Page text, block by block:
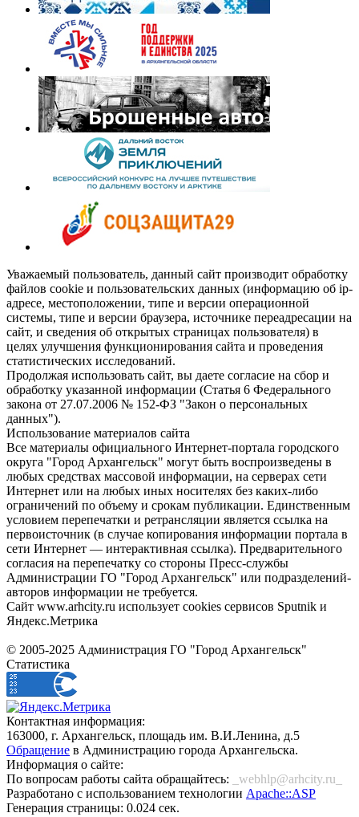
Уважаемый пользователь, данный сайт производит обработку
файлов cookie и пользовательских данных (информацию об ip-
адресе, местоположении, типе и версии операционной
системы, типе и версии браузера, источнике переадресации на
сайт, и сведения об открытых страницах пользователя) в
целях улучшения функционирования сайта и проведения
статистических исследований.
Продолжая использовать сайт, вы даете согласие на сбор и
обработку указанной информации (Статья 6 Федерального
закона от 27.07.2006 № 152-ФЗ "Закон о персональных
данных").
Использование материалов сайта
Все материалы официального Интернет-портала городского
округа "Город Архангельск" могут быть воспроизведены в
любых средствах массовой информации, на серверах сети
Интернет или на любых иных носителях без каких-либо
ограничений по объему и срокам публикации. Единственным
условием перепечатки и ретрансляции является ссылка на
первоисточник (в случае копирования информации портала в
сети Интернет — интерактивная ссылка). Предварительного
согласия на перепечатку со стороны Пресс-службы
Администрации ГО "Город Архангельск" или подразделений-
авторов информации не требуется.
Сайт www.arhcity.ru использует cookies сервисов Sputnik и
Яндекс.Метрика
© 2005-2025 Администрация ГО "Город Архангельск"
Статистика
Контактная информация:
163000, г. Архангельск, площадь им. В.И.Ленина, д.5
Обращение в Администрацию города Архангельска.
Информация о сайте:
По вопросам работы сайта обращайтесь:
_webhlp@arhcity.ru_
Разработано с использованием технологии Apache::ASP
Генерация страницы: 0.024 сек.